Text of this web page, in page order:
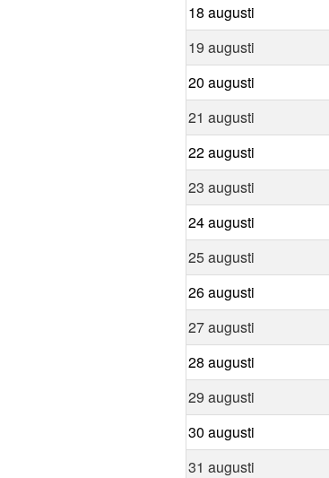
18 augusti
19 augusti
20 augusti
21 augusti
22 augusti
23 augusti
24 augusti
25 augusti
26 augusti
27 augusti
28 augusti
29 augusti
30 augusti
31 augusti